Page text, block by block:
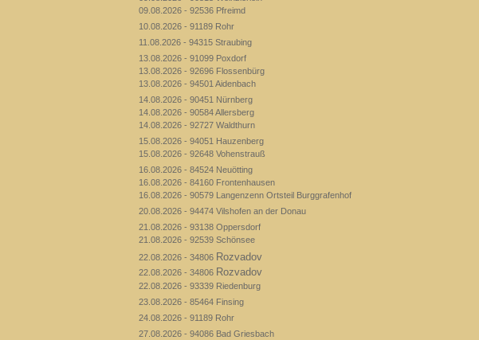
09.08.2026 - 92536 Pfreimd
10.08.2026 - 91189 Rohr
11.08.2026 - 94315 Straubing
13.08.2026 - 91099 Poxdorf
13.08.2026 - 92696 Flossenbürg
13.08.2026 - 94501 Aidenbach
14.08.2026 - 90451 Nürnberg
14.08.2026 - 90584 Allersberg
14.08.2026 - 92727 Waldthurn
15.08.2026 - 94051 Hauzenberg
15.08.2026 - 92648 Vohenstrauß
16.08.2026 - 84524 Neuötting
16.08.2026 - 84160 Frontenhausen
16.08.2026 - 90579 Langenzenn Ortsteil Burggrafenhof
20.08.2026 - 94474 Vilshofen an der Donau
21.08.2026 - 93138 Oppersdorf
21.08.2026 - 92539 Schönsee
22.08.2026 - 34806 Rozvadov
22.08.2026 - 34806 Rozvadov
22.08.2026 - 93339 Riedenburg
23.08.2026 - 85464 Finsing
24.08.2026 - 91189 Rohr
27.08.2026 - 94086 Bad Griesbach